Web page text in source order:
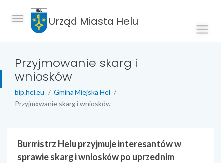
Urząd Miasta Helu
Przyjmowanie skarg i
wniosków
bip.hel.eu
Gmina Miejska Hel
Przyjmowanie skarg i wniosków
Burmistrz Helu przyjmuje interesantów w
sprawie skarg i wniosków po uprzednim